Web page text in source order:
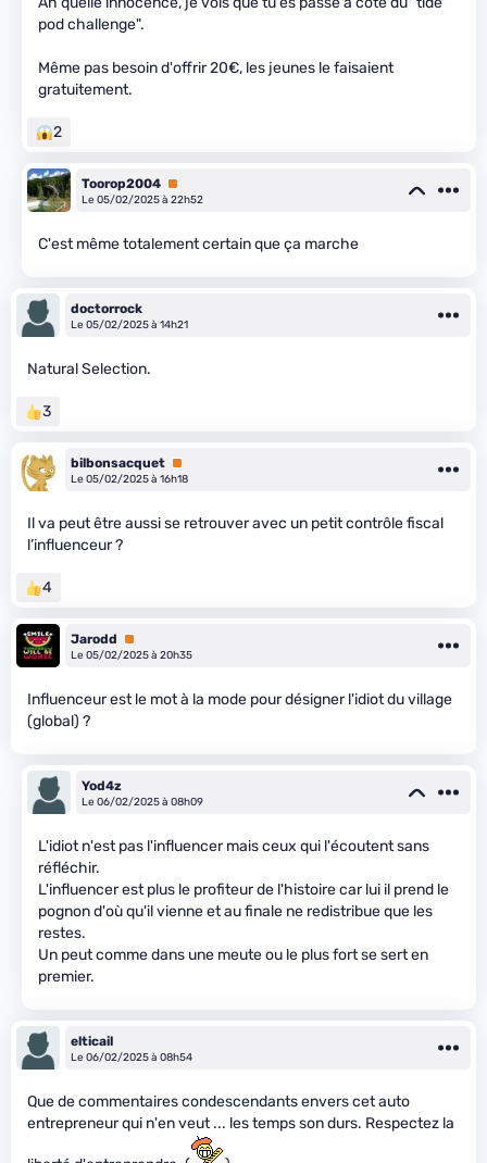
pod challenge".
Même pas besoin d'offrir 20€, les jeunes le faisaient
gratuitement.
2
Toorop2004 Premium
Le 05/02/2025 à 22h52
C'est même totalement certain que ça marche
doctorrock
Le 05/02/2025 à 14h21
Natural Selection.
3
bilbonsacquet Premium
Le 05/02/2025 à 16h18
Il va peut être aussi se retrouver avec un petit contrôle fiscal
l’influenceur ?
4
Jarodd
Premium
Le 05/02/2025 à 20h35
Influenceur est le mot à la mode pour désigner l'idiot du village
(global) ?
Yod4z
Le 06/02/2025 à 08h09
L'idiot n'est pas l'influencer mais ceux qui l'écoutent sans
réfléchir.
L'influencer est plus le profiteur de l'histoire car lui il prend le
pognon d'où qu'il vienne et au finale ne redistribue que les
restes.
Un peut comme dans une meute ou le plus fort se sert en
premier.
elticail
Le 06/02/2025 à 08h54
Que de commentaires condescendants envers cet auto
entrepreneur qui n'en veut ... les temps son durs. Respectez la